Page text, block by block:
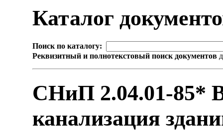
Каталог
Поиск по каталогу:
Реквизитный и полнотекстовый поиск документов
СНиП 2.04.01-85*
канализация